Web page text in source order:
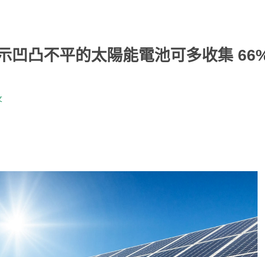
凹凸不平的太陽能電池可多收集